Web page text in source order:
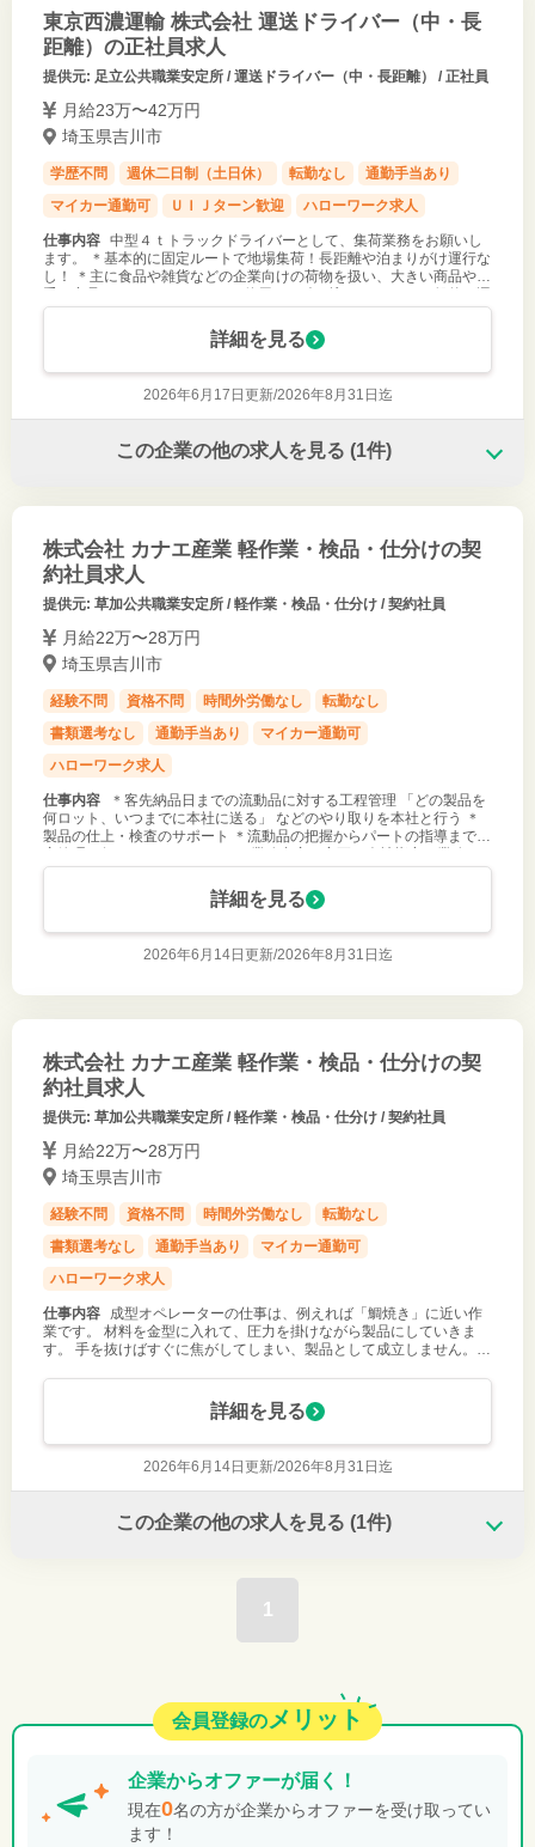
東京西濃運輸 株式会社 運送ドライバー（中・長
距離）の正社員求人
提供元: 足立公共職業安定所 / 運送ドライバー（中・長距離） / 正社員
月給23万〜42万円
埼玉県吉川市
学歴不問 週休二日制（土日休） 転勤なし
通勤手当あり
マイカー通勤可
ＵＩＪターン歓迎 ハローワーク求人
仕事内容 中型４ｔトラックドライバーとして、集荷業務をお願いし
ます。 ＊基本的に固定ルートで地場集荷！長距離や泊まりがけ運行な
し！ ＊主に食品や雑貨などの企業向けの荷物を扱い、大きい商品や
送会社に比べて休
詳細を見る
2026年6月17日更新/2026年8月31日迄
この企業の他の求人を見る (1件)
株式会社 カナエ産業 軽作業・検品・仕分けの契
約社員求人
提供元: 草加公共職業安定所 / 軽作業・検品・仕分け / 契約社員
月給22万〜28万円
埼玉県吉川市
経験不問 資格不問 時間外労働なし
転勤なし
書類選考なし
通勤手当あり
マイカー通勤可
ハローワーク求人
仕事内容
＊客先納品日までの流動品に対する工程管理 「どの製品を
何ロット、いつまでに本社に送る」 などのやり取りを本社と行う ＊
製品の仕上・検査のサポート ＊流動品の把握からパートの指導まで生
産管理を行って いただきます。 業務内容の変更：会社指定の業務
詳細を見る
2026年6月14日更新/2026年8月31日迄
株式会社 カナエ産業 軽作業・検品・仕分けの契
約社員求人
提供元: 草加公共職業安定所 / 軽作業・検品・仕分け / 契約社員
月給22万〜28万円
埼玉県吉川市
経験不問 資格不問 時間外労働なし
転勤なし
書類選考なし
通勤手当あり
マイカー通勤可
ハローワーク求人
仕事内容
成型オペレーターの仕事は、例えれば「鯛焼き」に近い作
業です。 材料を金型に入れて、圧力を掛けながら製品にしていきま
す。 手を抜けばすぐに焦がしてしまい、製品として成立しません。
づくり」の面白さを
詳細を見る
2026年6月14日更新/2026年8月31日迄
この企業の他の求人を見る (1件)
1
会員登録のメリット
企業からオファーが届く！
現在0名の方が企業からオファーを受け取ってい
ます！